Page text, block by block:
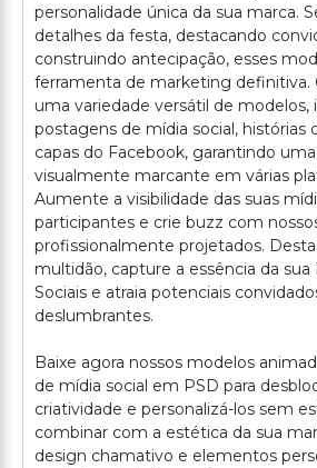
personalidade única da sua marca.
detalhes da festa, destacando
construindo antecipação, esses
ferramenta de marketing definitiva.
uma variedade versátil de modelos,
postagens de mídia social, histórias
capas do Facebook, garantindo
visualmente marcante em várias
Aumente a visibilidade das suas
participantes e crie buzz com
profissionalmente projetados.
multidão, capture a essência da sua
Sociais e atraia potenciais
deslumbrantes.
Baixe agora nossos modelos
de mídia social em PSD para
criatividade e personalizá-los sem
combinar com a estética da sua
design chamativo e elementos